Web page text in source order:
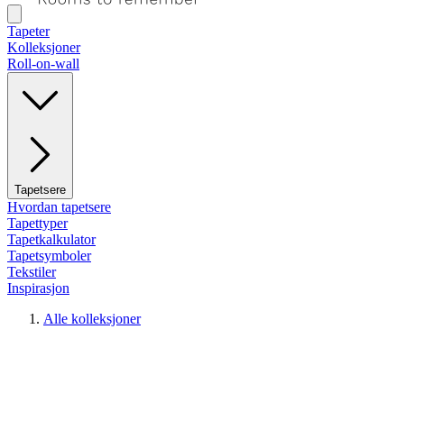
Tapeter
Kolleksjoner
Roll-on-wall
Tapetsere
Hvordan tapetsere
Tapettyper
Tapetkalkulator
Tapetsymboler
Tekstiler
Inspirasjon
Alle kolleksjoner